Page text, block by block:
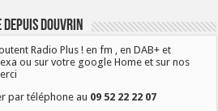
depuis Douvrin
Radio Plus ! en fm , en DAB+ et
ou sur votre google Home et sur nos
par téléphone au 09 52 22 22 07